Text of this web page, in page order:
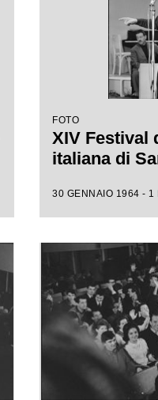
FOTO
XIV Festival
italiana di
30 GENNAIO 1964 - 1